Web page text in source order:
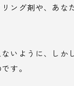
ング剤や、あな
いように、しか
す。